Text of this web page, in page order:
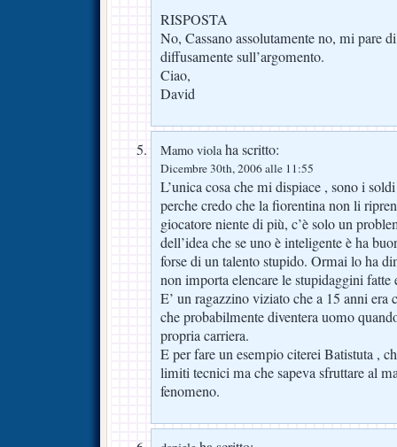
RISPOSTA
No, Cassano assolutamente no, mi pare
diffusamente sull’argomento.
Ciao,
David
Mamo violaha scritto:
Dicembre 30th, 2006 alle 11:55
L’unica cosa che mi dispiace , sono i
perche credo che la fiorentina non li
giocatore niente di più, c’è solo un
dell’idea che se uno è inteligente è ha
forse di un talento stupido. Ormai lo ha
non importa elencare le stupidaggini fatte
E’ un ragazzino viziato che a 15 anni era
che probabilmente diventera uomo
propria carriera.
E per fare un esempio citerei Batistuta ,
limiti tecnici ma che sapeva sfruttare al
fenomeno.